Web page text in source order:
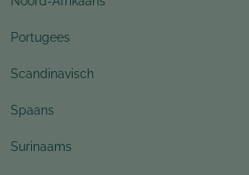
Portugees
Scandinavisch
Spaans
Surinaams